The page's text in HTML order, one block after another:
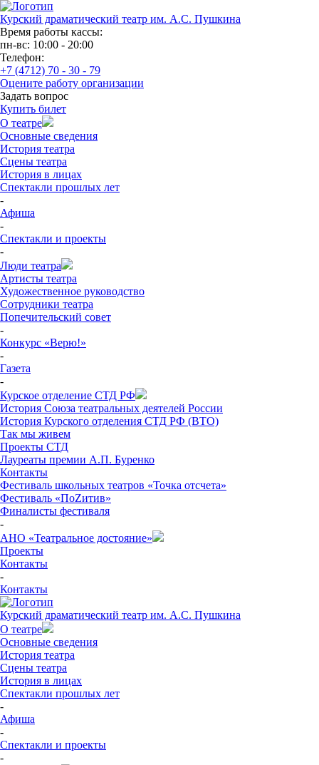
Курский драматический театр им. А.С. Пушкина
Время работы кассы:
пн-вс: 10:00 - 20:00
Телефон:
+7 (4712) 70 - 30 - 79
Оцените работу организации
Задать вопрос
Купить билет
О театре
Основные сведения
История театра
Сцены театра
История в лицах
Спектакли прошлых лет
-
Афиша
-
Спектакли и проекты
-
Люди театра
Артисты театра
Художественное руководство
Сотрудники театра
Попечительский совет
-
Конкурс «Верю!»
-
Газета
-
Курское отделение СТД РФ
История Союза театральных деятелей России
История Курского отделения СТД РФ (ВТО)
Так мы живем
Проекты СТД
Лауреаты премии А.П. Буренко
Контакты
Фестиваль школьных театров «Точка отсчета»
Фестиваль «ПоZитив»
Финалисты фестиваля
-
АНО «Театральное достояние»
Проекты
Контакты
-
Контакты
Курский драматический театр им. А.С. Пушкина
О театре
Основные сведения
История театра
Сцены театра
История в лицах
Спектакли прошлых лет
-
Афиша
-
Спектакли и проекты
-